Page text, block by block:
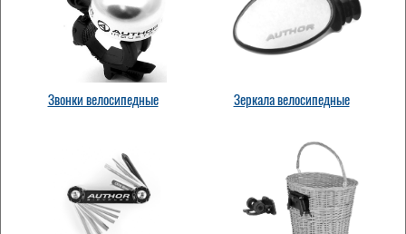
Звонки велосипедные Зеркала велосипедные